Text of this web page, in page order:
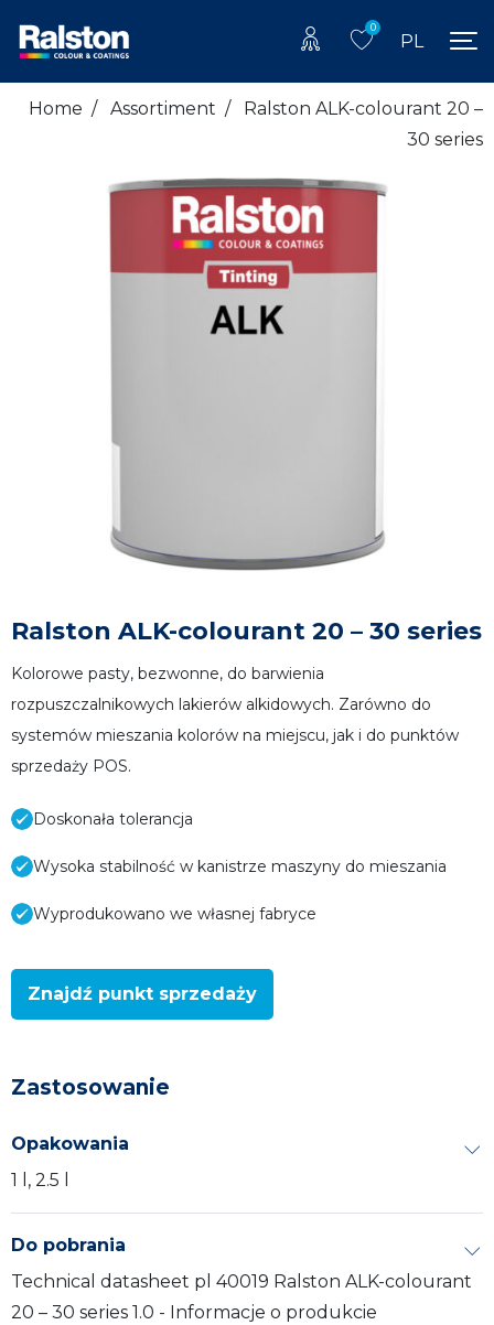
0
PL
Home / Assortiment / Ralston ALK-colourant 20 –
30 series
Ralston ALK-colourant 20 – 30 series
Kolorowe pasty, bezwonne, do barwienia
rozpuszczalnikowych lakierów alkidowych. Zarówno do
systemów mieszania kolorów na miejscu, jak i do punktów
sprzedaży POS.
Doskonała tolerancja
Wysoka stabilność w kanistrze maszyny do mieszania
Wyprodukowano we własnej fabryce
Znajdź punkt sprzedaży
Zastosowanie
Opakowania
1 l, 2.5 l
Do pobrania
Technical datasheet pl 40019 Ralston ALK-colourant
20 – 30 series 1.0 - Informacje o produkcie